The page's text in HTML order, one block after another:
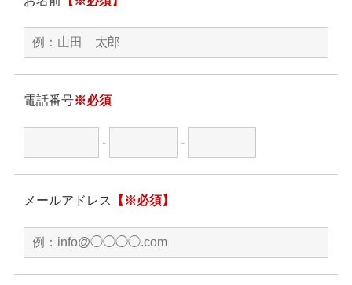
電話番号※必須
- -
メールアドレス 【※必須】